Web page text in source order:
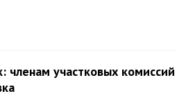
участковых комиссий